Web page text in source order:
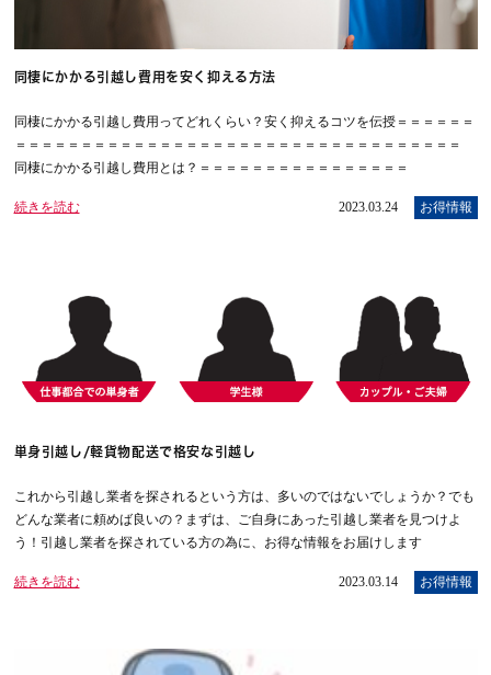
同棲にかかる引越し費用を安く抑える方法
同棲にかかる引越し費用ってどれくらい？安く抑えるコツを伝授＝＝＝＝＝＝
＝＝＝＝＝＝＝＝＝＝＝＝＝＝＝＝＝＝＝＝＝＝＝＝＝＝＝＝＝＝＝＝＝＝
同棲にかかる引越し費用とは？＝＝＝＝＝＝＝＝＝＝＝＝＝＝＝＝
続きを読む 2023.03.24 お得情報
単身引越し/軽貨物配送で格安な引越し
これから引越し業者を探されるという方は、多いのではないでしょうか？でも
どんな業者に頼めば良いの？まずは、ご自身にあった引越し業者を見つけよ
う！引越し業者を探されている方の為に、お得な情報をお届けします
続きを読む 2023.03.14 お得情報